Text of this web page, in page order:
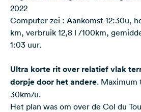
2022
Computer zei : Aankomst 12:30u,
km, verbruik 12,8 l /100km,
1:03 uur.
Ultra korte rit over relatief vlak
dorpje door het andere. Maximum
30km/u.
Het plan was om over de Col du